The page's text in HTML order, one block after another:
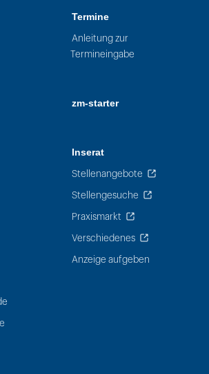
Termine
Anleitung zur
Termineingabe
zm-starter
Inserat
Stellenangebote
Stellengesuche
Praxismarkt
Verschiedenes
Anzeige aufgeben